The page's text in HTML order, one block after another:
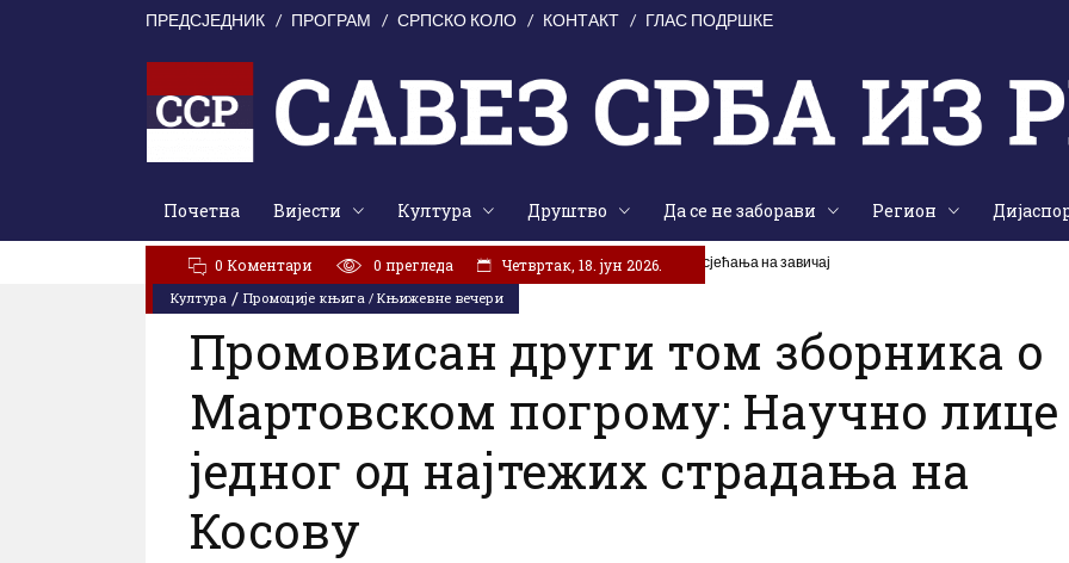
ПРЕДСЈЕДНИК ПРОГРАМ СРПСКО КОЛО КОНТАКТ ГЛАС ПОДРШКЕ
Почетна Вијести Култура Друштво Да се не заборави Регион
АКТУЕЛНО: Свети Илија окупио Кордунаше: У духу заједништва, традиције и сјећања на завичај
„Олуја је погром“: Сећање које не сме да утихне
Култура / Промоције књига / Књижевне вечери
0 Коментари 0 прегледа Четвртак, 18. јун 2026.
Промовисан други том зборника о
Мартовском погрому: Научно лице
једног од најтежих страдања на
Косову